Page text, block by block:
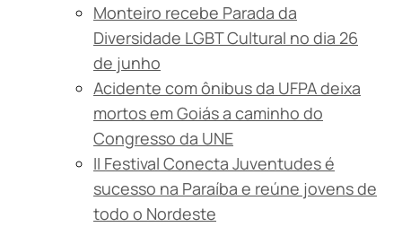
Monteiro recebe Parada da
Diversidade LGBT Cultural no dia 26
de junho
Acidente com ônibus da UFPA deixa
mortos em Goiás a caminho do
Congresso da UNE
II Festival Conecta Juventudes é
sucesso na Paraíba e reúne jovens de
todo o Nordeste